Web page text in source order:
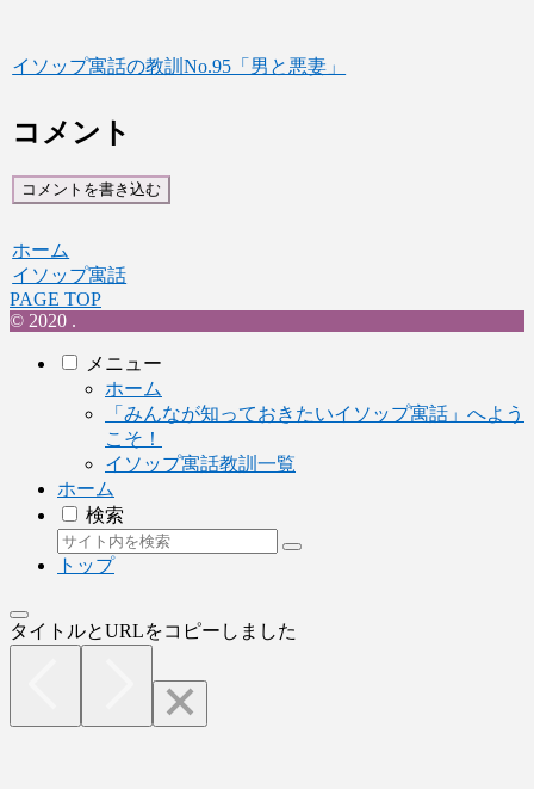
イソップ寓話の教訓No.95「男と悪妻」
コメント
コメントを書き込む
ホーム
イソップ寓話
PAGE TOP
© 2020 .
メニュー
ホーム
「みんなが知っておきたいイソップ寓話」へよう
こそ！
イソップ寓話教訓一覧
ホーム
検索
トップ
タイトルとURLをコピーしました